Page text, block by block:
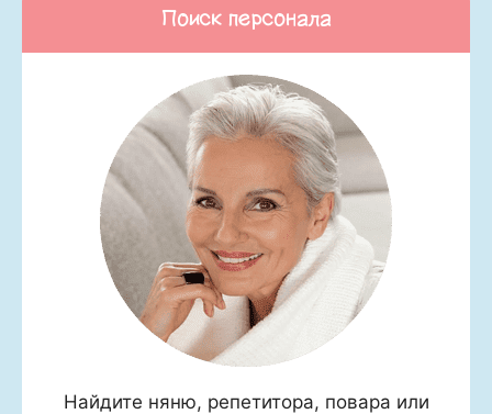
Поиск персонала
Найдите няню, репетитора, повара или